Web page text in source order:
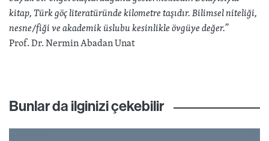
kitap, Türk göç literatüründe kilometre taşıdır. Bilimsel niteliği,
nesne/fiği ve akademik üslubu kesinlikle övgüye değer.”
Prof. Dr. Nermin Abadan Unat
Bunlar da ilginizi çekebilir